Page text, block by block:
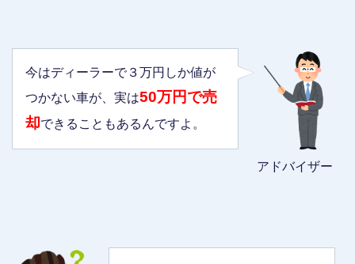
アドバイザー
今はディーラーで３万円しか値が
つかない車が、実は50万円で売
却できることもあるんですよ。